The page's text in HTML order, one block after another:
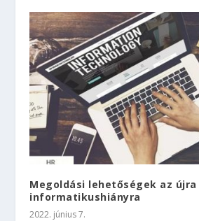
Megoldási lehetőségek az újra
informatikushiányra
2022. június 7.